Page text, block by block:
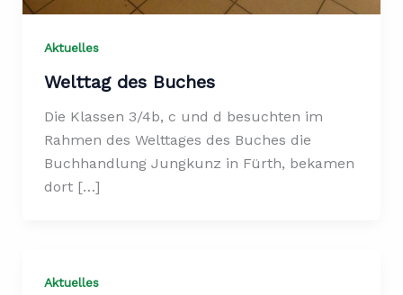
Aktuelles
Welttag des Buches
Die Klassen 3/4b, c und d besuchten im
Rahmen des Welttages des Buches die
Buchhandlung Jungkunz in Fürth, bekamen
dort […]
Aktuelles